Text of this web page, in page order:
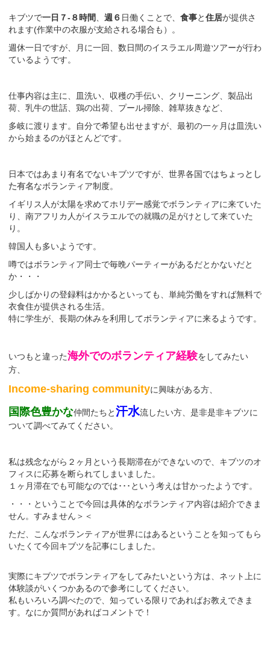
キブツで一日７-８時間 週６ 日働くことで、 食事と住居が提供さ
れます(作業中の衣服が支給される場合も）。
週休一日ですが、月に一回、数日間のイスラエル周遊ツアーが行わ
ているようです。
仕事内容は主に、皿洗い、収穫の手伝い、クリーニング、製品出
荷、乳牛の世話、鶏の出荷、プール掃除、雑草抜きなど、
多岐に渡ります。自分で希望も出せますが、最初の一ヶ月は皿洗い
から始まるのがほとんどです。
日本ではあまり有名でないキブツですが、世界各国ではちょっとし
た有名なボランティア制度。
イギリス人が太陽を求めてホリデー感覚でボランティアに来ていた
り、南アフリカ人がイスラエルでの就職の足がけとして来ていた
り。
韓国人も多いようです。
噂ではボランティア同士で毎晩パーティーがあるだとかないだと
か・・・
少しばかりの登録料はかかるといっても、単純労働をすれば無料で
衣食住が提供される生活。
特に学生が、長期の休みを利用してボランティアに来るようです。
いつもと違った海外でのボランティア経験をしてみたい
方、
Income-sharing communityに興味がある方、
国際色豊かな仲間たちと汗水流したい方、是非是非キブツに
ついて調べてみてください。
私は残念ながら２ヶ月という長期滞在ができないので、キブツのオ
フィスに応募を断られてしまいました。
１ヶ月滞在でも可能なのでは･･･という考えは甘かったようです。
・・・ということで今回は具体的なボランティア内容は紹介できま
せん。すみません＞＜
ただ、こんなボランティアが世界にはあるということを知ってもら
いたくて今回キブツを記事にしました。
実際にキブツでボランティアをしてみたいという方は、ネット上に
体験談がいくつかあるので参考にしてください。
私もいろいろ調べたので、知っている限りであればお教えできま
す。なにか質問があればコメントで！